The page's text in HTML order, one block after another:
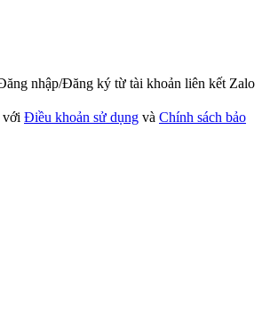
nhập/Đăng ký từ tài khoản liên kết Zalo
với Điều khoản sử dụng và Chính sách bảo